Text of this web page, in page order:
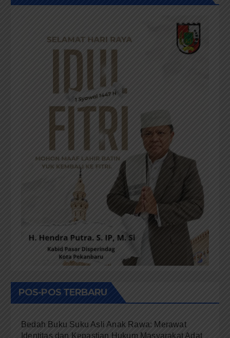
POS-POS TERBARU
Bedah Buku Suku Asli Anak Rawa: Merawat
Identitas dan Kepastian Hukum Masyarakat Adat